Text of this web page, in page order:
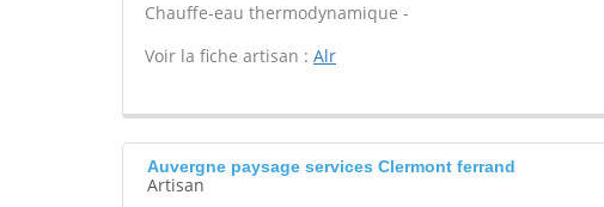
Chauffe-eau thermodynamique -
Voir la fiche artisan : Alr
Auvergne paysage services Clermont ferrand
Artisan